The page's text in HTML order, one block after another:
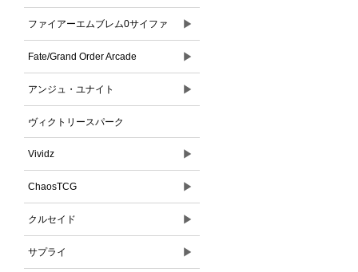
ファイアーエムブレム0サイファ ▶
Fate/Grand Order Arcade ▶
アンジュ・ユナイト ▶
ヴィクトリースパーク
Vividz ▶
ChaosTCG ▶
クルセイド ▶
サプライ ▶